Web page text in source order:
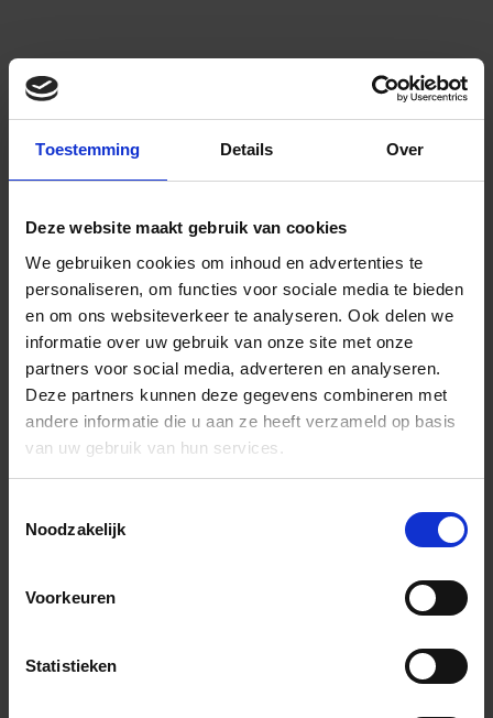
Toestemming Details Over
Deze website maakt gebruik van cookies
We gebruiken cookies om inhoud en advertenties te
personaliseren, om functies voor sociale media te bieden
en om ons websiteverkeer te analyseren. Ook delen we
informatie over uw gebruik van onze site met onze
partners voor social media, adverteren en analyseren.
Deze partners kunnen deze gegevens combineren met
andere informatie die u aan ze heeft verzameld op basis
van uw gebruik van hun services.
Noodzakelijk
Voorkeuren
Statistieken